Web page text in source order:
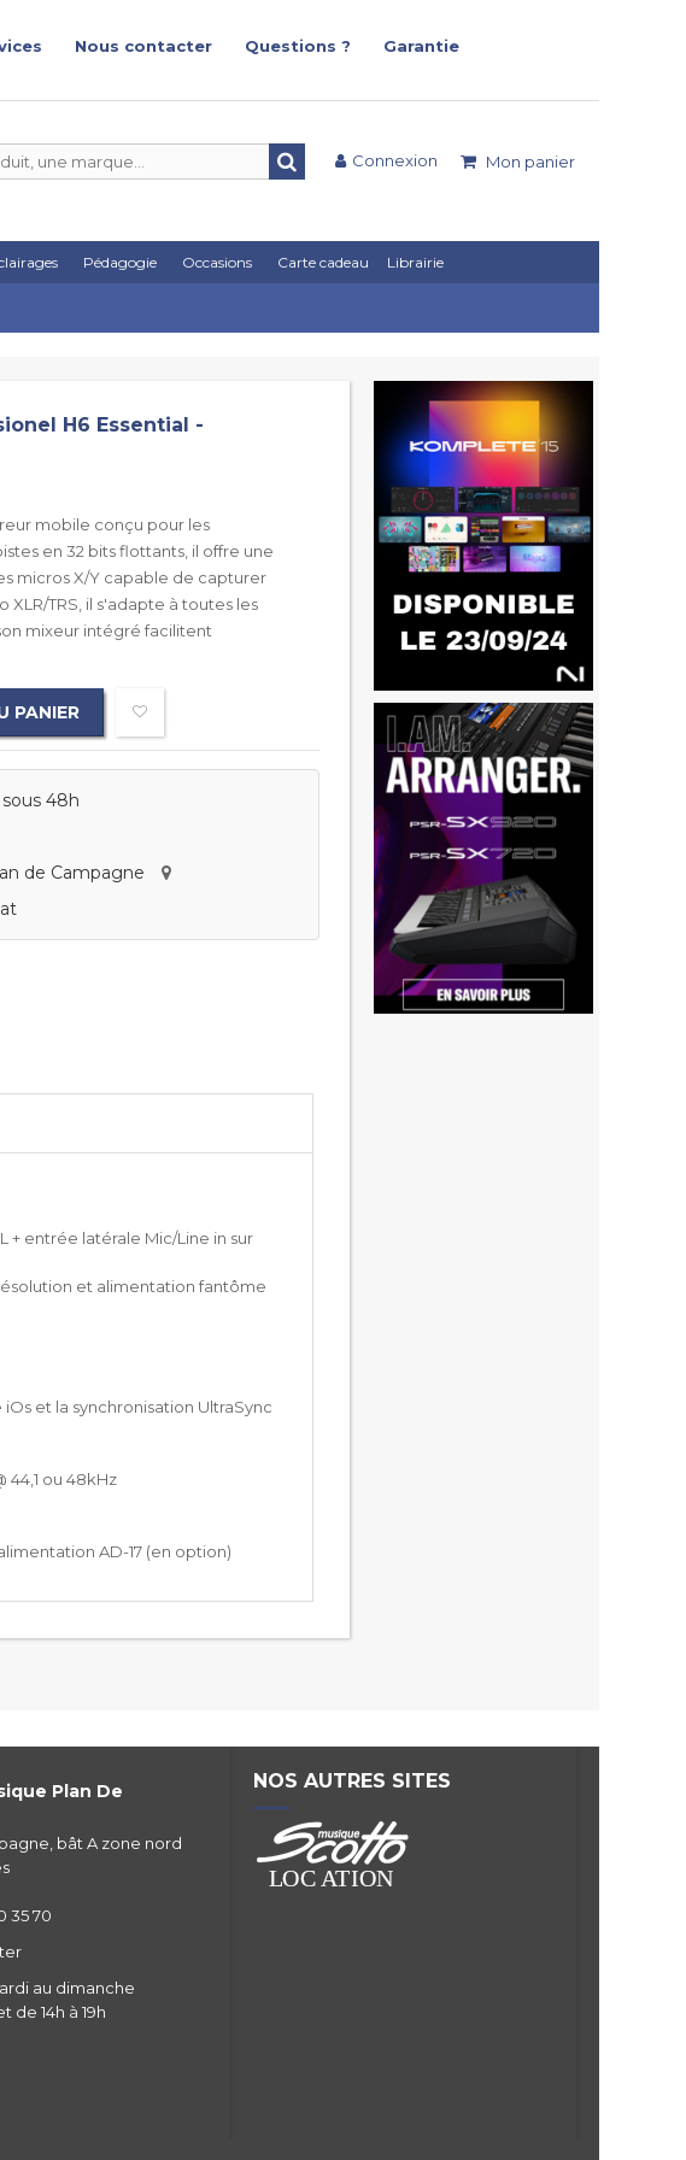
Nous contacter Questions ?
Garantie
Mon panier
Connexion
Pédagogie Occasions Carte cadeau Librairie
H6 Essential -
mobile conçu pour les
en 32 bits flottants, il offre une
micros X/Y capable de capturer
XLR/TRS, il s'adapte à toutes les
mixeur intégré facilitent
PANIER
48h
de Campagne
+ entrée latérale Mic/Line in sur
et alimentation fantôme
et la synchronisation UltraSync
44,1 ou 48kHz
AD-17 (en option)
Plan De
bât A zone nord
35 70
au dimanche
de 14h à 19h
NOS AUTRES SITES